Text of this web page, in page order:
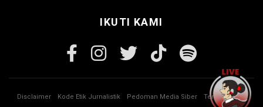
IKUTI KAMI
Disclaimer Kode Etik Jurnalistik Pedoman Media Siber
Tentang Kami